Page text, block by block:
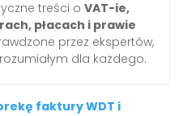
treści o VAT-ie,
płacach i prawie
przez ekspertów,
dla każdego.
faktury WDT i